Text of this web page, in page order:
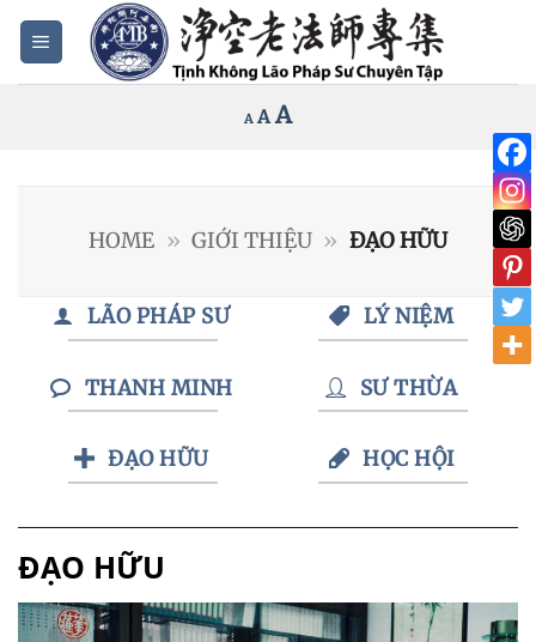
Bỏ
qua
nội
A Decrease
A Reset
A
HOME » GIỚI THIỆU » ĐẠO HỮU
LÃO PHÁP SƯ LÝ NIỆM
THANH MINH SƯ THỪA
ĐẠO HỮU HỌC HỘI
ĐẠO HỮU